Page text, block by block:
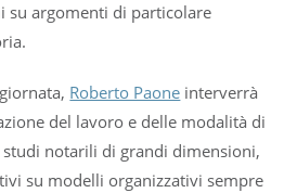
su argomenti di particolare
Roberto Paone interverrà
del lavoro e delle modalità di
notarili di grandi dimensioni,
su modelli organizzativi sempre